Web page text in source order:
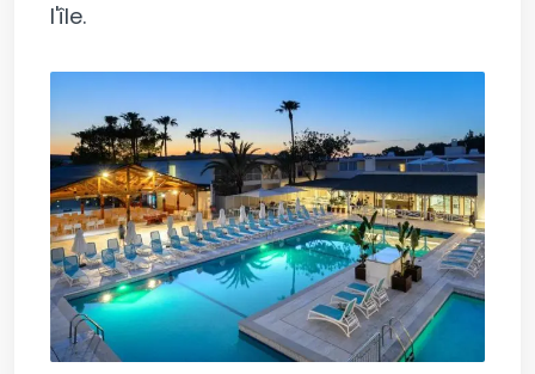
l'île.